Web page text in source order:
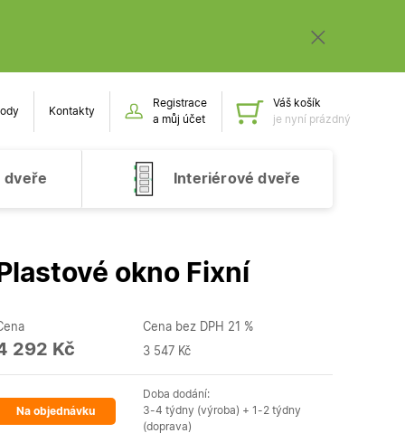
Kontakty
Registrace
a můj účet
Obsah
Váš košík
je nyní prázdný
dveře Interiérové dveře
Plastové okno Fixní
292 Kč
Cena bez DPH 21 %
3 547 Kč
Na objednávku
Doba dodání:
3-4 týdny (výroba) + 1-2 týdny
(doprava)